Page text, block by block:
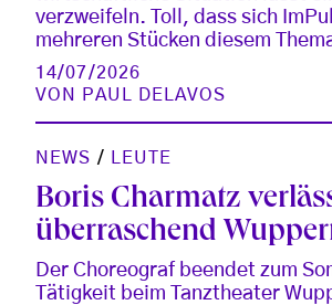
verzweifeln. Toll, dass sich
mehreren Stücken diesem
14/07/2026
VON
PAUL DELAVOS
NEWS / LEUTE
Boris Charmatz
überraschend
Der Choreograf beendet zum
Tätigkeit beim Tanztheater